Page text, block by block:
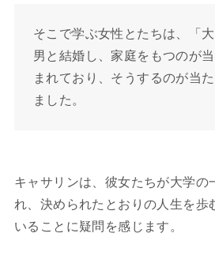
そこで学ぶ女性とたちは、「
男と結婚し、家庭をもつのが
まれており、そうするのが当
ました。
キャサリンは、彼女たちが大学の
れ、決められたとおりの人生を歩
いることに疑問を感じます。